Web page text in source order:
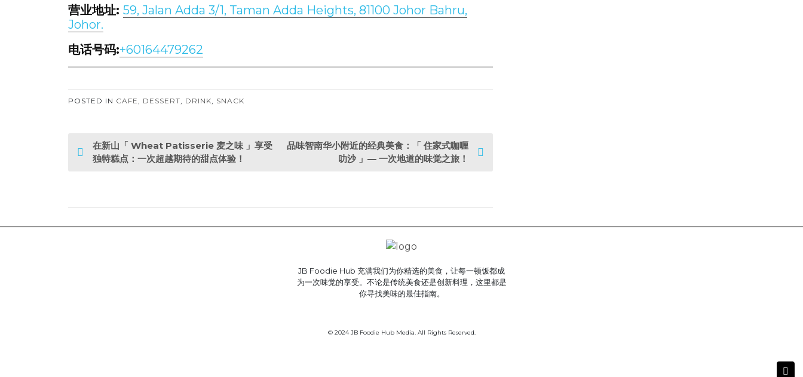
营业地址: 59, Jalan Adda 3/1, Taman Adda Heights, 81100 Johor Bahru,
Johor.
电话号码:+60164479262
POSTED IN CAFE, DESSERT, DRINK, SNACK
P
o
v
在新山「 Wheat Patisserie 麦之味 」享受
独特糕点：一次超越期待的甜点体验！
品味智南华小附近的经典美食：「 住家式咖喱
叻沙 」— 一次地道的味觉之旅！
JB Foodie Hub 充满我们为你精选的美食，让每一顿饭都成
为一次味觉的享受。不论是传统美食还是创新料理，这里都是
你寻找美味的最佳指南。
© 2024 JB Foodie Hub Media. All Rights Reserved.